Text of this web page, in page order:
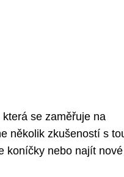
se zaměřuje na
několik zkušeností s
koníčky nebo najít nové